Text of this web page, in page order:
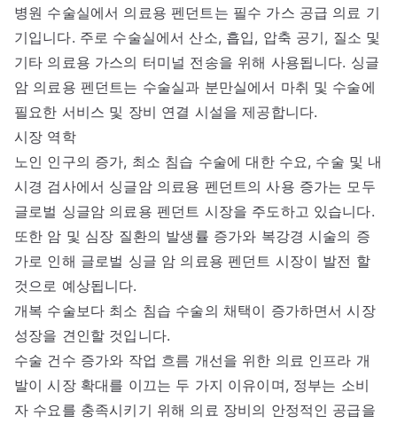
병원 수술실에서 의료용 펜던트는 필수 가스 공급 의료 기
기입니다. 주로 수술실에서 산소, 흡입, 압축 공기, 질소 및
기타 의료용 가스의 터미널 전송을 위해 사용됩니다. 싱글
암 의료용 펜던트는 수술실과 분만실에서 마취 및 수술에
필요한 서비스 및 장비 연결 시설을 제공합니다.
시장 역학
노인 인구의 증가, 최소 침습 수술에 대한 수요, 수술 및 내
시경 검사에서 싱글암 의료용 펜던트의 사용 증가는 모두
글로벌 싱글암 의료용 펜던트 시장을 주도하고 있습니다.
또한 암 및 심장 질환의 발생률 증가와 복강경 시술의 증
가로 인해 글로벌 싱글 암 의료용 펜던트 시장이 발전 할
것으로 예상됩니다.
개복 수술보다 최소 침습 수술의 채택이 증가하면서 시장
성장을 견인할 것입니다.
수술 건수 증가와 작업 흐름 개선을 위한 의료 인프라 개
발이 시장 확대를 이끄는 두 가지 이유이며, 정부는 소비
자 수요를 충족시키기 위해 의료 장비의 안정적인 공급을